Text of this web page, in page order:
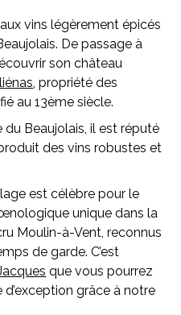
vins légèrement épicés
De passage à
son château
, propriété des
au 13ème siècle.
Beaujolais, il est réputé
des vins robustes et
est célèbre pour le
unique dans la
Moulin-à-Vent, reconnus
de garde. C’est
que vous pourrez
grâce à notre